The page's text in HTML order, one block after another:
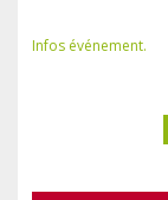
Infos événement.